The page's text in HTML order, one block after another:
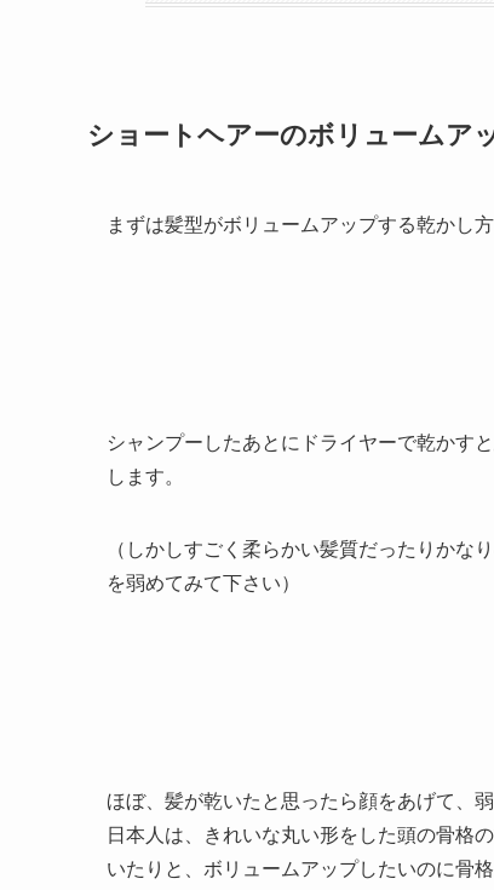
ショートヘアーのボリュームア
まずは髪型がボリュームアップする乾かし方
シャンプーしたあとにドライヤーで乾かす
します。
（しかしすごく柔らかい髪質だったりかな
を弱めてみて下さい）
ほぼ、髪が乾いたと思ったら顔をあげて、
日本人は、きれいな丸い形をした頭の骨格
いたりと、ボリュームアップしたいのに骨